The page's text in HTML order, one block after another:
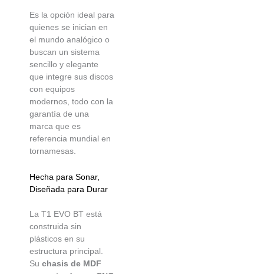
Es la opción ideal para
quienes se inician en
el mundo analógico o
buscan un sistema
sencillo y elegante
que integre sus discos
con equipos
modernos, todo con la
garantía de una
marca que es
referencia mundial en
tornamesas.
Hecha para Sonar,
Diseñada para Durar
La T1 EVO BT está
construida sin
plásticos en su
estructura principal.
Su chasis de MDF